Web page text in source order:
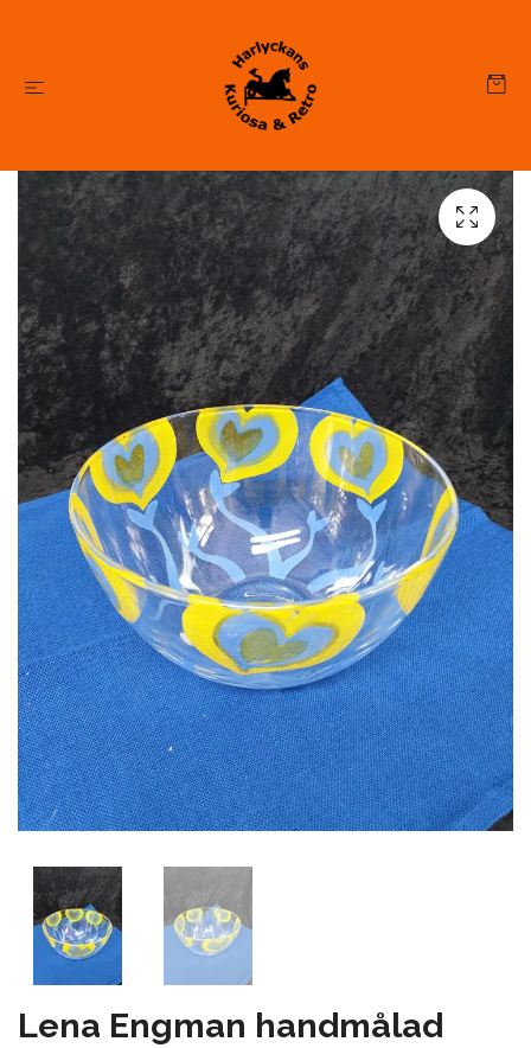
Lena Engman handmålad